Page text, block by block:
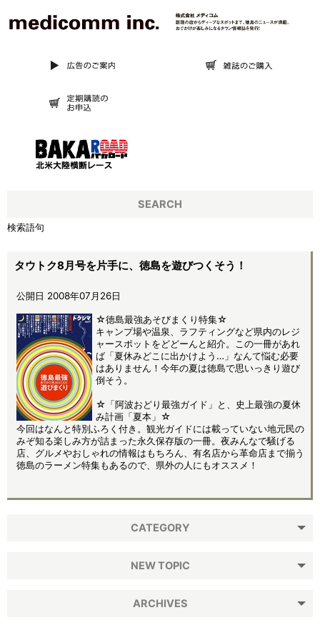
タウトク8月号を片手に、徳島を遊びつくそう！
公開日 2008年07月26日
☆徳島最強あそびまくり特集☆
キャンプ場や温泉、ラフティングなど県内のレジ
ャースポットをどどーんと紹介。この一冊があれ
ば「夏休みどこに出かけよう…」なんて悩む必要
はありません！今年の夏は徳島で思いっきり遊び
倒そう。
☆「阿波おどり最強ガイド」と、史上最強の夏休
み計画「夏本」☆
今回はなんと特別ふろく付き。観光ガイドには載っていない地元民の
みぞ知る楽しみ方が詰まった永久保存版の一冊。夜みんなで騒げる
店、グルメやおしゃれの情報はもちろん、有名店から革命店まで揃う
徳島のラーメン特集もあるので、県外の人にもオススメ！
CATEGORY
NEW TOPIC
ARCHIVES
SEARCH
検索語句